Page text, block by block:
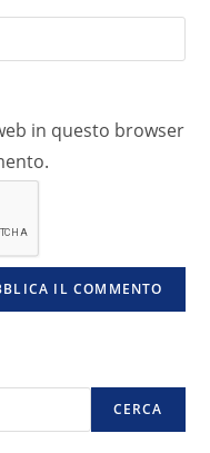
in questo browser
CERCA